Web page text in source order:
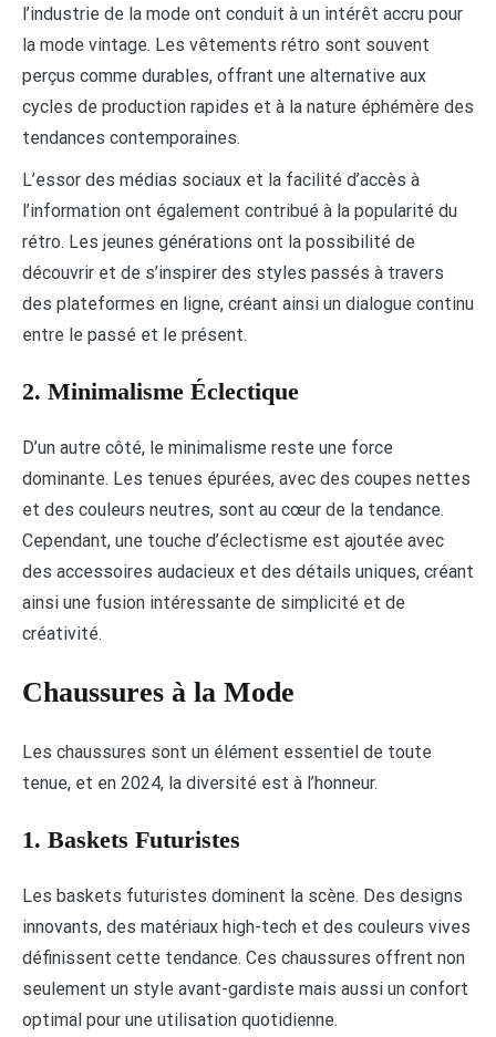
l’industrie de la mode ont conduit à un intérêt accru pour
la mode vintage. Les vêtements rétro sont souvent
perçus comme durables, offrant une alternative aux
cycles de production rapides et à la nature éphémère des
tendances contemporaines.
L’essor des médias sociaux et la facilité d’accès à
l’information ont également contribué à la popularité du
rétro. Les jeunes générations ont la possibilité de
découvrir et de s’inspirer des styles passés à travers
des plateformes en ligne, créant ainsi un dialogue continu
entre le passé et le présent.
2. Minimalisme Éclectique
D’un autre côté, le minimalisme reste une force
dominante. Les tenues épurées, avec des coupes nettes
et des couleurs neutres, sont au cœur de la tendance.
Cependant, une touche d’éclectisme est ajoutée avec
des accessoires audacieux et des détails uniques, créant
ainsi une fusion intéressante de simplicité et de
créativité.
Chaussures à la Mode
Les chaussures sont un élément essentiel de toute
tenue, et en 2024, la diversité est à l’honneur.
1. Baskets Futuristes
Les baskets futuristes dominent la scène. Des designs
innovants, des matériaux high-tech et des couleurs vives
définissent cette tendance. Ces chaussures offrent non
seulement un style avant-gardiste mais aussi un confort
optimal pour une utilisation quotidienne.